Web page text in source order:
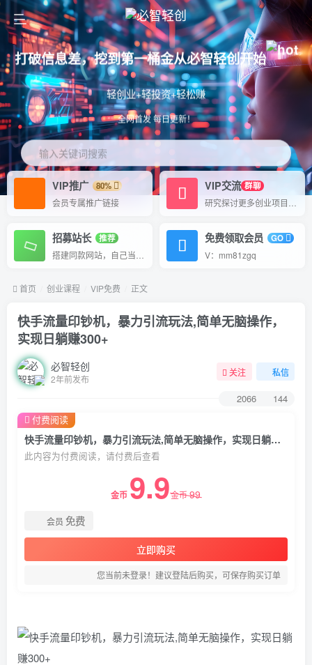
打破信息差，挖到第一桶金从必智轻创开始
轻创业+轻投资+轻松赚
全网首发 每日更新！
输入关键词搜索
VIP推广
80%
会员专属推广链接
VIP交流 群聊
招募站长
推荐
免费领取会员
GO
V：mm81zgq
首页 创业课程 VIP免费 正文
快手流量印钞机，暴力引流玩法,简单无脑操作，
实现日躺赚300+
必智轻创
2年前发布
关注 私信
2066 144
快手流量印钞机，暴力引流玩法,简单无脑操作，实现日躺赚300+
此内容为付费阅读，请付费后查看
金币 9.9金币99
会员 免费
立即购买
您当前未登录！建议登陆后购买，可保存购买订单
付费阅读